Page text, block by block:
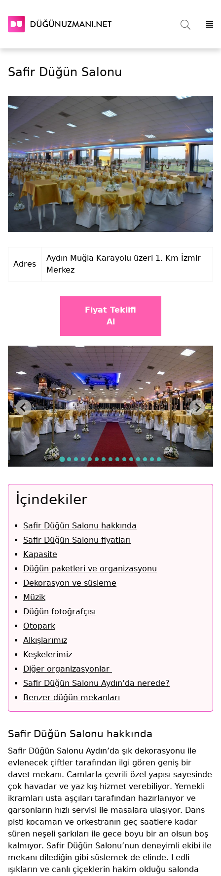
Safir Düğün Salonu
Adres
Aydın Muğla Karayolu üzeri 1. Km İzmir
Merkez
Fiyat Teklifi
Al
İçindekiler
Safir Düğün Salonu hakkında
Safir Düğün Salonu fiyatları
Kapasite
Düğün paketleri ve organizasyonu
Dekorasyon ve süsleme
Müzik
Düğün fotoğrafçısı
Otopark
Alkışlarımız
Keşkelerimiz
Diğer organizasyonlar
Safir Düğün Salonu Aydın’da nerede?
Benzer düğün mekanları
Safir Düğün Salonu hakkında
Safir Düğün Salonu Aydın’da şık dekorasyonu ile
evlenecek çiftler tarafından ilgi gören geniş bir
davet mekanı. Camlarla çevrili özel yapısı sayesinde
çok havadar ve yaz kış hizmet verebiliyor. Yemekli
ikramları usta aşçıları tarafından hazırlanıyor ve
garsonların hızlı servisi ile masalara ulaşıyor. Dans
pisti kocaman ve orkestranın geç saatlere kadar
süren neşeli şarkıları ile gece boyu bir an olsun boş
kalmıyor. Safir Düğün Salonu’nun deneyimli ekibi ile
mekanı dilediğin gibi süslemek de elinde. Ledli
ışıkların ve canlı çiçeklerin hakim olduğu salonda